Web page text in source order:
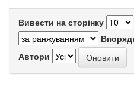
Вивести на сторінку
Автори